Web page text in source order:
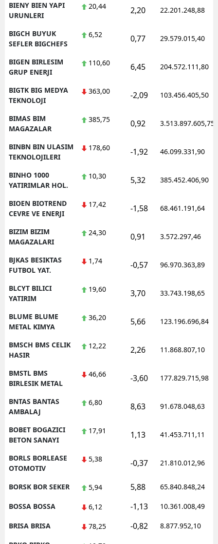
BIENY BIEN YAPI
URUNLERI
20,44 2,20 22.201.248,88
BIGCH BUYUK
SEFLER BIGCHEFS
6,52 0,77 29.579.015,40
BIGEN BIRLESIM
GRUP ENERJI
110,60 6,45 204.572.111,80
BIGTK BIG MEDYA
TEKNOLOJI
363,00 -2,09 103.456.405,50
BIMAS BIM
MAGAZALAR
385,75 0,92 3.513.897.605,75
BINBN BIN ULASIM
TEKNOLOJILERI
178,60 -1,92 46.099.331,90
BINHO 1000
YATIRIMLAR HOL.
10,30 5,32 385.452.406,90
BIOEN BIOTREND
CEVRE VE ENERJI
17,42 -1,58 68.461.191,64
BIZIM BIZIM
MAGAZALARI
24,30 0,91 3.572.297,46
BJKAS BESIKTAS
FUTBOL YAT.
1,74 -0,57 96.970.363,89
BLCYT BILICI
YATIRIM
19,60 3,70 33.743.198,65
BLUME BLUME
METAL KIMYA
36,20 5,66 123.196.696,84
BMSCH BMS CELIK
HASIR
12,22 2,26 11.868.807,10
BMSTL BMS
BIRLESIK METAL
46,66 -3,60 177.829.715,98
BNTAS BANTAS
AMBALAJ
6,80 8,63 91.678.048,63
BOBET BOGAZICI
BETON SANAYI
17,91 1,13 41.453.711,11
BORLS BORLEASE
OTOMOTIV
5,38 -0,37 21.810.012,96
BORSK BOR SEKER 5,94 5,88 65.840.848,24
BOSSA BOSSA 6,12 -1,13 10.361.008,49
BRISA BRISA 78,25 -0,82 8.877.952,10